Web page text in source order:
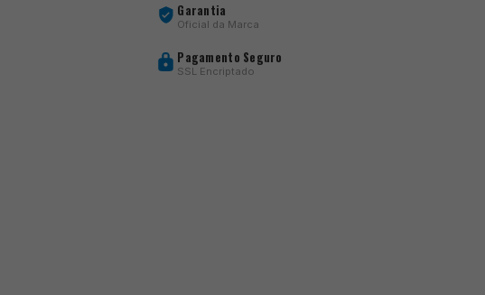
Garantia
Oficial da Marca
Pagamento Seguro
SSL Encriptado